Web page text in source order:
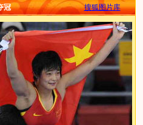
冠 搜狐图片库